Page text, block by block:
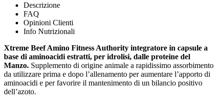
Descrizione
FAQ
Opinioni Clienti
Info Nutrizionali
Xtreme Beef Amino Fitness Authority integratore in capsule a
base di aminoacidi estratti, per idrolisi, dalle proteine del
Manzo. Supplemento di origine animale a rapidissimo assorbimento
da utilizzare prima e dopo l’allenamento per aumentare l’apporto di
aminoacidi e per favorire il mantenimento di un bilancio positivo
dell’azoto.